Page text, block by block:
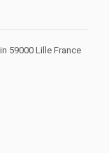
59000 Lille France